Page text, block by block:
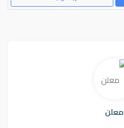
معلن